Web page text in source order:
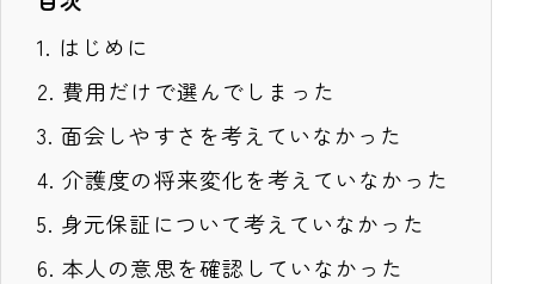
1. はじめに
2.費用だけで選んでしまった
3.面会しやすさを考えていなかった
4.介護度の将来変化を考えていなかった
5. 身元保証について考えていなかった
6.本人の意思を確認していなかった